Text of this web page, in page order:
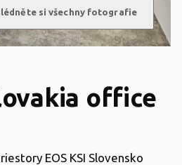
si všechny fotografie
office
EOS KSI Slovensko